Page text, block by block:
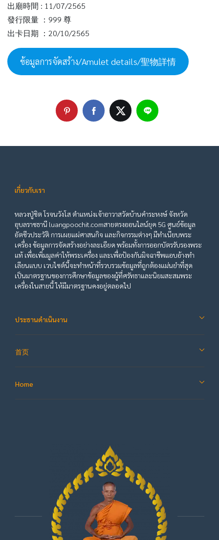
出廟時間 : 11/07/2565
發行限量 ：999 尊
出卡日期 ：20/10/2565
ข้อมูลการจัดสร้าง/Amulet details/聖物詳情
เกี่ยวกับเรา
หลวงปู่ชิต โรจนวังโส ตำแหน่งเจ้าอาวาสวัดบ้านคำระหงษ์ จังหวัด
อุบลราชธานี luangpoochit.comสายตรงออนไลน์ยุค 5G ศูนย์ข้อมูล
อัตชีวประวัติ การเผยแผ่ศาสนกิจ และกิจกรรมต่างๆ มีทำเนียบพระ
เครื่อง ข้อมูลการจัดสร้างอย่างละเอียด พร้อมทั้งการออกบัตรรับรองพระ
แท้ เพื่อเพิ่มมูลค่าให้พระเครื่อง และเพื่อป้องกันมิจฉาชีพแอบอ้างทำ
เลียนแบบ เวบไซต์นี้จะทำหน้าที่รวบรวมข้อมูลที่ถูกต้องแม่นยำที่สุด
เป็นมาตรฐานของการศึกษาข้อมูลของผู้ที่ศรัทธาและนิยมสะสมพระ
เครื่องในสายนี้ ให้มีมาตรฐานคงอยู่ตลอดไป
ประธานดำเนินงาน
首页
Home